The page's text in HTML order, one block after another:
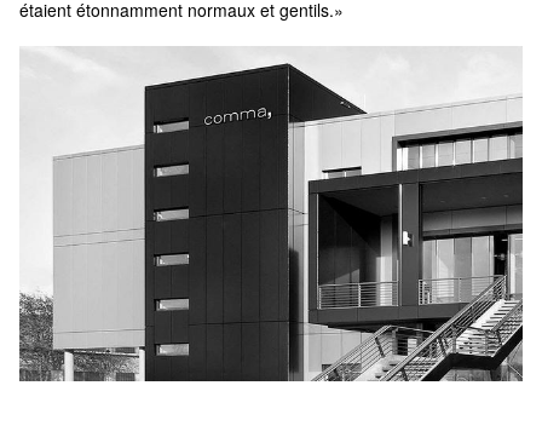
étaient étonnamment normaux et gentils.»